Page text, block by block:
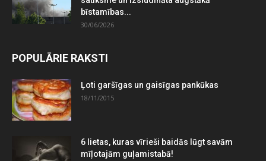
bīstamības...
30/06/2026
POPULĀRIE RAKSTI
Ļoti garšīgas un gaisīgas pankūkas
18/11/2015
6 lietas, kuras vīrieši baidās lūgt savām
mīļotajām guļamistabā!